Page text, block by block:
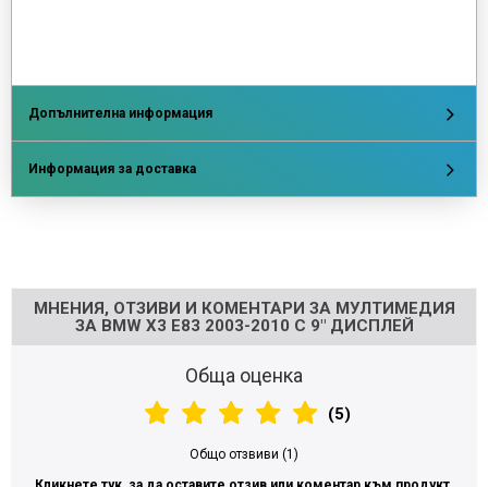
Допълнителна информация
Информация за доставка
МНЕНИЯ, ОТЗИВИ И КОМЕНТАРИ ЗА МУЛТИМЕДИЯ
ЗА BMW X3 E83 2003-2010 С 9" ДИСПЛЕЙ
Обща оценка
(5)
Общо отзвиви (1)